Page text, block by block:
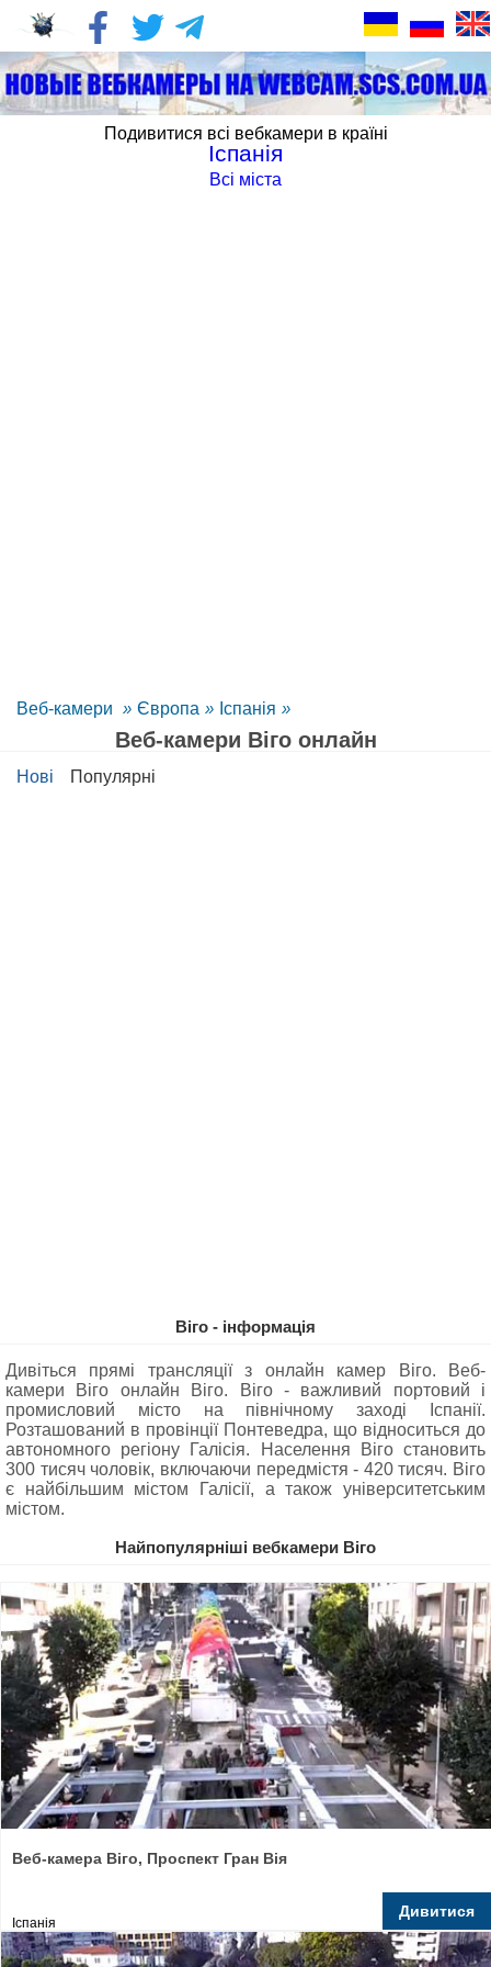
Подивитися всі вебкамери в країні
Іспанія
Всі міста
Веб-камери » Європа » Іспанія »
Веб-камери Віго онлайн
Нові Популярні
Віго - інформація
Дивіться прямі трансляції з онлайн камер Віго. Веб-
камери Віго онлайн Віго. Віго - важливий портовий і
промисловий місто на північному заході Іспанії.
Розташований в провінції Понтеведра, що відноситься до
автономного регіону Галісія. Населення Віго становить
300 тисяч чоловік, включаючи передмістя - 420 тисяч. Віго
є найбільшим містом Галісії, а також університетським
містом.
Найпопулярніші вебкамери Віго
Веб-камера Віго, Проспект Гран Вія
Іспанія
Дивитися